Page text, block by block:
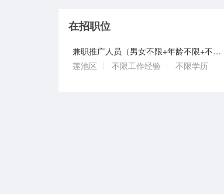
在招职位
兼职推广人员（男女不限+年龄不限+不用坐班+可日结）
莲池区
不限工作经验 不限学历